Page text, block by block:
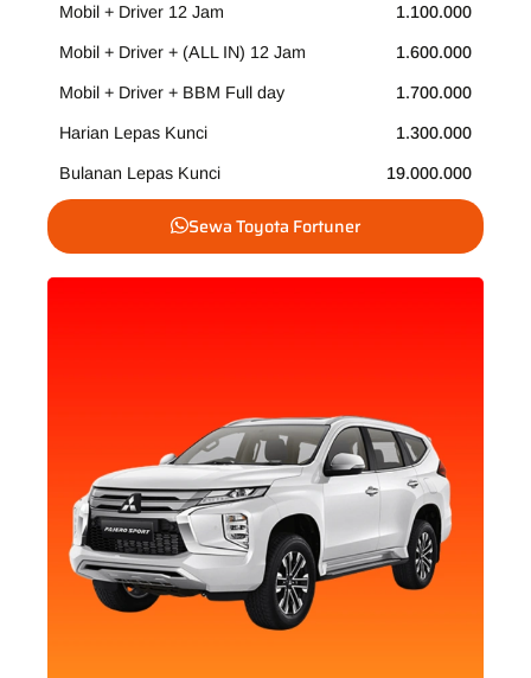
Mobil + Driver 12 Jam 1.100.000
Mobil + Driver + (ALL IN) 12 Jam 1.600.000
Mobil + Driver + BBM Full day 1.700.000
Harian Lepas Kunci 1.300.000
Bulanan Lepas Kunci 19.000.000
Sewa Toyota Fortuner